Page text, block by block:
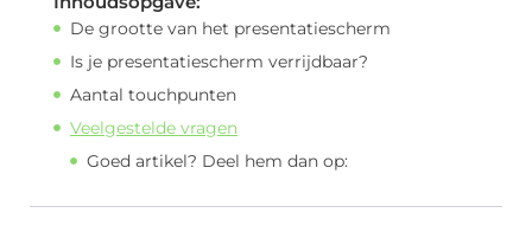
De grootte van het presentatiescherm
Is je presentatiescherm verrijdbaar?
Aantal touchpunten
Veelgestelde vragen
Goed artikel? Deel hem dan op: